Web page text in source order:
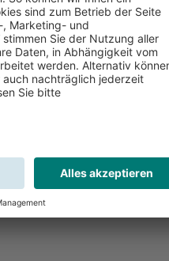
Sie haben Fragen,
Buchung?